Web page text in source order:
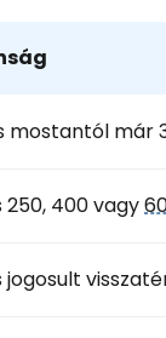
már
400 vagy
jogosult